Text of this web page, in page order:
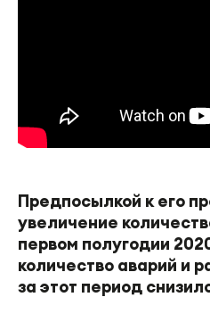
Предпосылкой к его
увеличение
первом полугодии
количество аварий и
за этот период